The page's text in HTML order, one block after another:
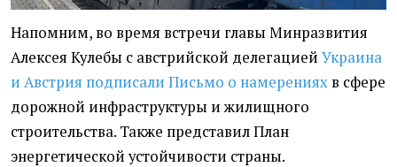
Напомним, во время встречи главы Минразвития
Алексея Кулебы с австрийской делегацией Украина
и Австрия подписали Письмо о намерениях в сфере
дорожной инфраструктуры и жилищного
строительства. Также представил План
энергетической устойчивости страны.